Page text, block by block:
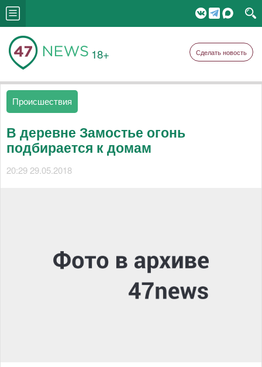
18+ Сделать новость
Происшествия
В деревне Замостье огонь
подбирается к домам
20:29 29.05.2018